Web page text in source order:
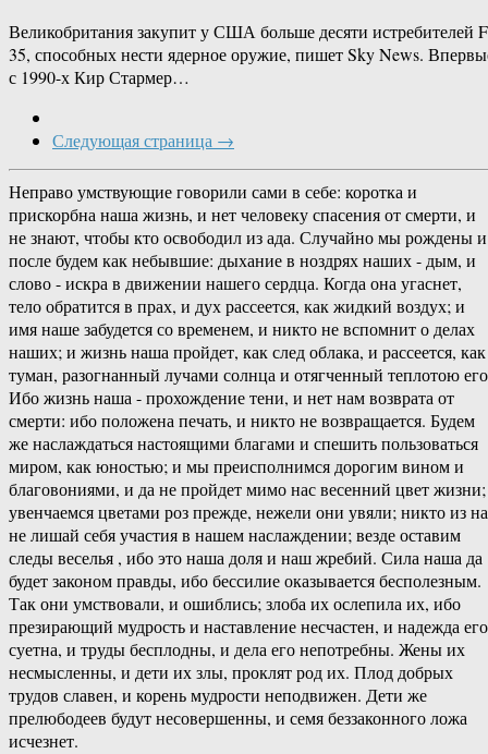
Великобритания закупит у США больше десяти истребителей
35, способных нести ядерное оружие, пишет Sky News.
с 1990-х Кир Стармер…
Следующая страница →
Неправо умствующие говорили сами в себе: коротка и
прискорбна наша жизнь, и нет человеку спасения от смерти, и
не знают, чтобы кто освободил из ада. Случайно мы рождены и
после будем как небывшие: дыхание в ноздрях наших - дым, и
слово - искра в движении нашего сердца. Когда она угаснет,
тело обратится в прах, и дух рассеется, как жидкий воздух; и
имя наше забудется со временем, и никто не вспомнит о делах
наших; и жизнь наша пройдет, как след облака, и рассеется, как
туман, разогнанный лучами солнца и отягченный теплотою
Ибо жизнь наша - прохождение тени, и нет нам возврата от
смерти: ибо положена печать, и никто не возвращается. Будем
же наслаждаться настоящими благами и спешить пользоваться
миром, как юностью; и мы преисполнимся дорогим вином и
благовониями, и да не пройдет мимо нас весенний цвет жизни;
увенчаемся цветами роз прежде, нежели они увяли; никто из
не лишай себя участия в нашем наслаждении; везде оставим
следы веселья , ибо это наша доля и наш жребий. Сила наша да
будет законом правды, ибо бессилие оказывается бесполезным.
Так они умствовали, и ошиблись; злоба их ослепила их, ибо
презирающий мудрость и наставление несчастен, и надежда его
суетна, и труды бесплодны, и дела его непотребны. Жены их
несмысленны, и дети их злы, проклят род их. Плод добрых
трудов славен, и корень мудрости неподвижен. Дети же
прелюбодеев будут несовершенны, и семя беззаконного ложа
исчезнет.